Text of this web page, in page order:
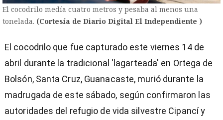
El cocodrilo medía cuatro metros y pesaba al menos una
tonelada. (Cortesía de Diario Digital El Independiente )
El cocodrilo que fue capturado este viernes 14 de
abril durante la tradicional 'lagarteada' en Ortega de
Bolsón, Santa Cruz, Guanacaste, murió durante la
madrugada de este sábado, según confirmaron las
autoridades del refugio de vida silvestre Cipancí y